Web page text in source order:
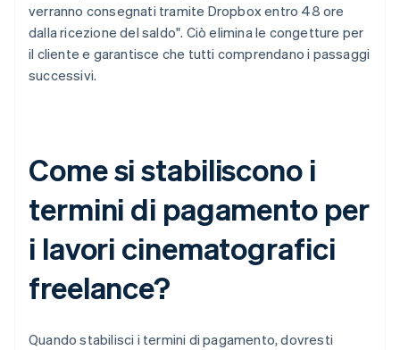
verranno consegnati tramite Dropbox entro 48 ore
dalla ricezione del saldo". Ciò elimina le congetture per
il cliente e garantisce che tutti comprendano i passaggi
successivi.
Come si stabiliscono i
termini di pagamento per
i lavori cinematografici
freelance?
Quando stabilisci i termini di pagamento, dovresti